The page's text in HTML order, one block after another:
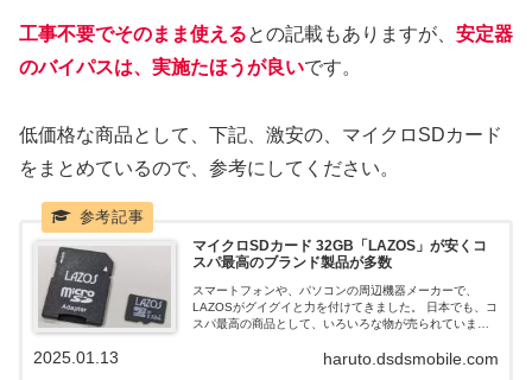
工事不要でそのまま使えるとの記載もありますが、 安定器
のバイパスは、実施たほうが良いです。
低価格な商品として、下記、激安の、マイクロSDカード
をまとめているので、参考にしてください。
マイクロSDカード 32GB「LAZOS」が安くコ
スパ最高のブランド製品が多数
スマートフォンや、パソコンの周辺機器メーカーで、
LAZOSがグイグイと力を付けてきました。 日本でも、コ
スパ最高の商品として、いろいろな物が売られていま
の、マイクロSDカードを購入したのでまとめていきま
haruto.dsdsmobile.com
2025.01.13